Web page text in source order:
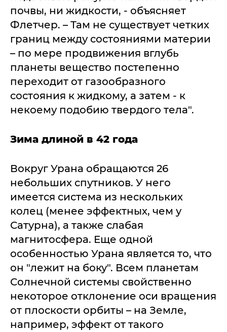
почвы, ни жидкости, - объясняет
Флетчер. – Там не существует четких
границ между состояниями материи
– по мере продвижения вглубь
планеты вещество постепенно
переходит от газообразного
состояния к жидкому, а затем - к
некоему подобию твердого тела".
Зима длиной в 42 года
Вокруг Урана обращаются 26
небольших спутников. У него
имеется система из нескольких
колец (менее эффектных, чем у
Сатурна), а также слабая
магнитосфера. Еще одной
особенностью Урана является то, что
он "лежит на боку". Всем планетам
Солнечной системы свойственно
некоторое отклонение оси вращения
от плоскости орбиты – на Земле,
например, эффект от такого